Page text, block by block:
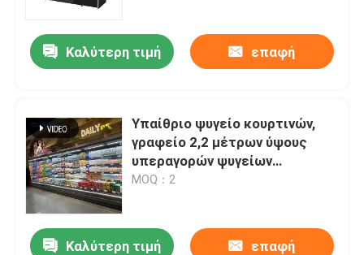
Καλύτερη τιμή επαφή
Υπαίθριο ψυγείο κουρτινών,
γραφείο 2,2 μέτρων ύψους
υπεραγορών ψυγείων
επίδειξης
MOQ：2
Καλύτερη τιμή επαφή